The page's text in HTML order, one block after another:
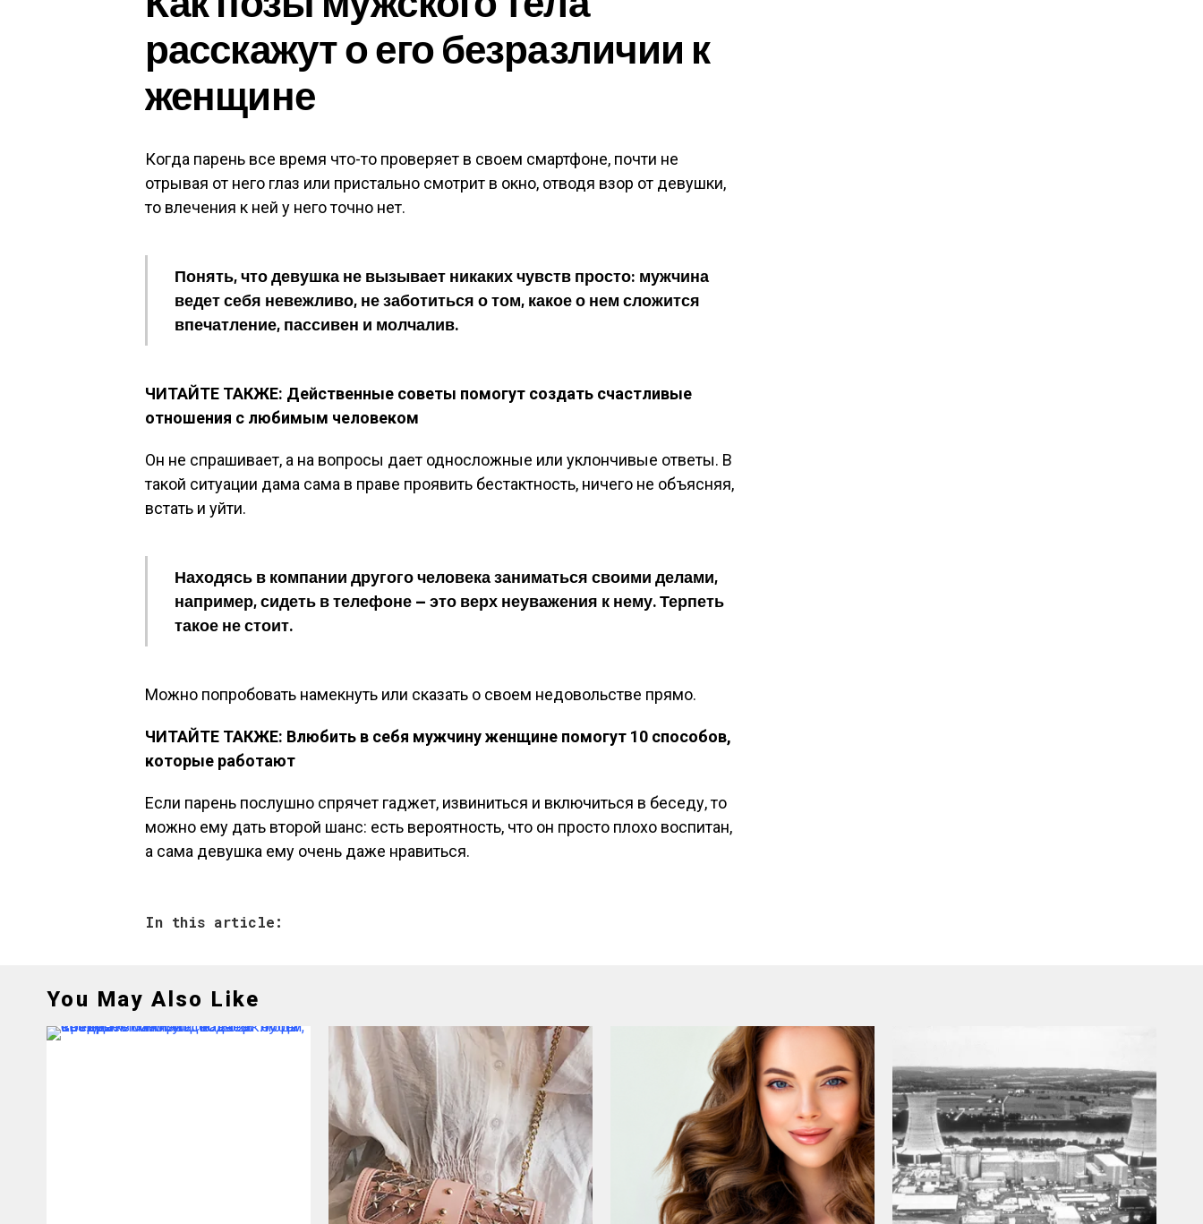
расскажут о его безразличии к
женщине
Когда парень все время что-то проверяет в своем смартфоне, почти не
отрывая от него глаз или пристально смотрит в окно, отводя взор от девушки,
то влечения к ней у него точно нет.
Понять, что девушка не вызывает никаких чувств просто: мужчина
ведет себя невежливо, не заботиться о том, какое о нем сложится
впечатление, пассивен и молчалив.
ЧИТАЙТЕ ТАКЖЕ: Действенные советы помогут создать счастливые
отношения с любимым человеком
Он не спрашивает, а на вопросы дает односложные или уклончивые ответы. В
такой ситуации дама сама в праве проявить бестактность, ничего не объясняя,
встать и уйти.
Находясь в компании другого человека заниматься своими делами,
например, сидеть в телефоне — это верх неуважения к нему. Терпеть
такое не стоит.
Можно попробовать намекнуть или сказать о своем недовольстве прямо.
ЧИТАЙТЕ ТАКЖЕ: Влюбить в себя мужчину женщине помогут 10 способов,
которые работают
Если парень послушно спрячет гаджет, извиниться и включиться в беседу, то
можно ему дать второй шанс: есть вероятность, что он просто плохо воспитан,
а сама девушка ему очень даже нравиться.
In this article:
You May Also Like